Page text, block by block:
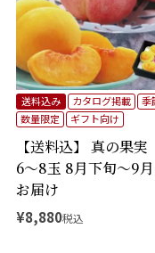
【送料込】 真の果実
6～8玉 8月下旬～9
お届け
送料込み カタログ掲載
季
数量限定
ギフト向け
¥8,880税込